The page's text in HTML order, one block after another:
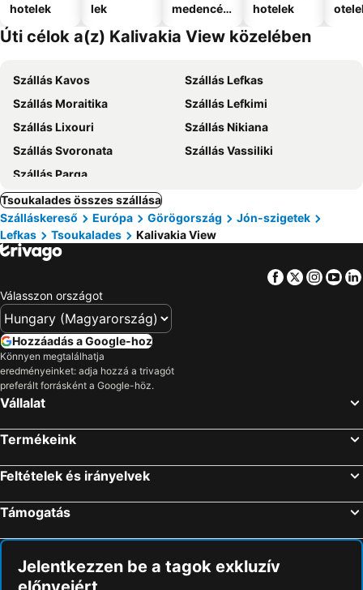
hotelek
lek
medencév
hotelek
Úti célok a(z) Kalivakia View közelében
Szállás Kavos
Szállás Lefkas
Szállás Moraitika
Szállás Lefkimi
Szállás Lixouri
Szállás Nikiana
Szállás Svoronata
Szállás Vassiliki
Szállás Parga
Tsoukalades összes szállása
Szálláskereső
Európa Görögország
Jón-szigetek
Lefkas
Tsoukalades Kalivakia View
Facebook
Twitter
Válasszon országot
Hozzáadás a Google-hoz
Könnyen megtalálhatja
eredményeinket: adja hozzá a trivagót
preferált forrásként a Google-höz.
Vállalat
Termékeink
Feltételek és irányelvek
Támogatás
Jelentkezzen be a tagok exkluzív